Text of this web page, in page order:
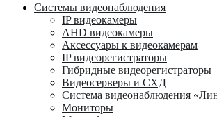
Системы видеонаблюдения
IP видеокамеры
AHD видеокамеры
Аксессуары к видеокамерам
IP видеорегистраторы
Гибридные видеорегистраторы
Видеосерверы и СХД
Система видеонаблюдения
Мониторы